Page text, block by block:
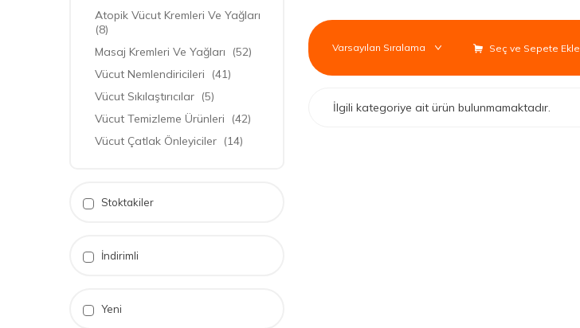
Atopik Vücut Kremleri Ve Yağları
(8)
Masaj Kremleri Ve Yağları (52)
Vücut Nemlendiricileri (41)
Vücut Sıkılaştırıcılar (5)
Vücut Temizleme Ürünleri (42)
Vücut Çatlak Önleyiciler (14)
Stoktakiler
İndirimli
Yeni
Seç ve Sepete Ekle
İlgili kategoriye ait ürün bulunmamaktadır.